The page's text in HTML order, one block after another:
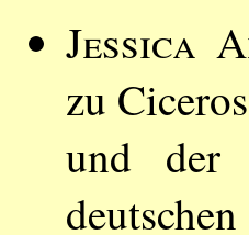
Jessica
zu
und der